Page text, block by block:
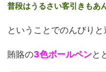
普段はうるさい客引きもあ
ということでのんびり
賄賂の3色ボールペンと